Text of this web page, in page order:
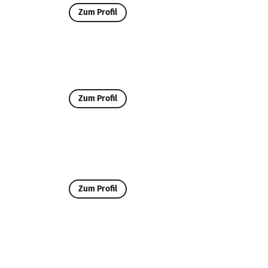
Zum Profil
Zum Profil
Zum Profil